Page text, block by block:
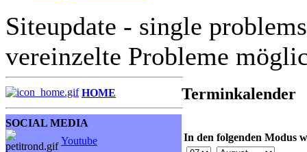
Siteupdate - single
vereinzelte Probleme
HOME
SOCIAL MEDIA
Youtube
Terminkalender
In den folgenden Modus